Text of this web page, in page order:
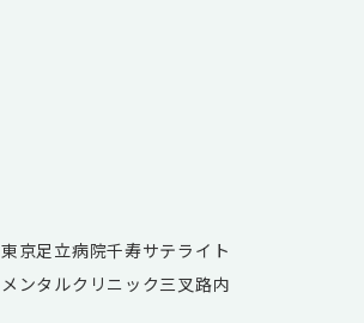
東京足立病院千寿サテライト
メンタルクリニック三叉路内